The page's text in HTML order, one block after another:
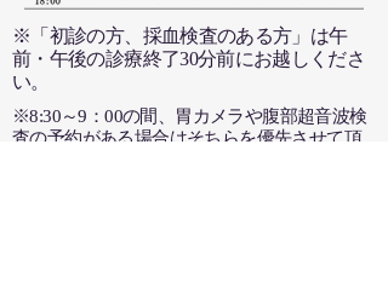
※「初診の方、採血検査のある方」は午
前・午後の診療終了30分前にお越しくださ
い。
※8:30～9：00の間、胃カメラや腹部超音波検
査の予約がある場合はそちらを優先させて頂